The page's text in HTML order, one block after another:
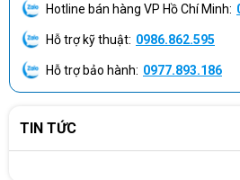
Hotline bán hàng VP Hồ Chí Minh:
Hỗ trợ kỹ thuật: 0986.862.595
Hỗ trợ bảo hành: 0977.893.186
TIN TỨC